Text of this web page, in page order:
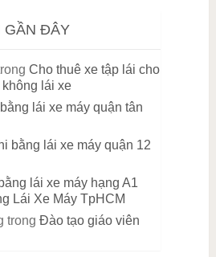
GẦN ĐÂY
Cho thuê xe tập lái cho
lái xe
lái xe máy quận tân
bằng lái xe máy quận 12
lái xe máy hạng A1
Lái Xe Máy TpHCM
trong Đào tạo giáo viên